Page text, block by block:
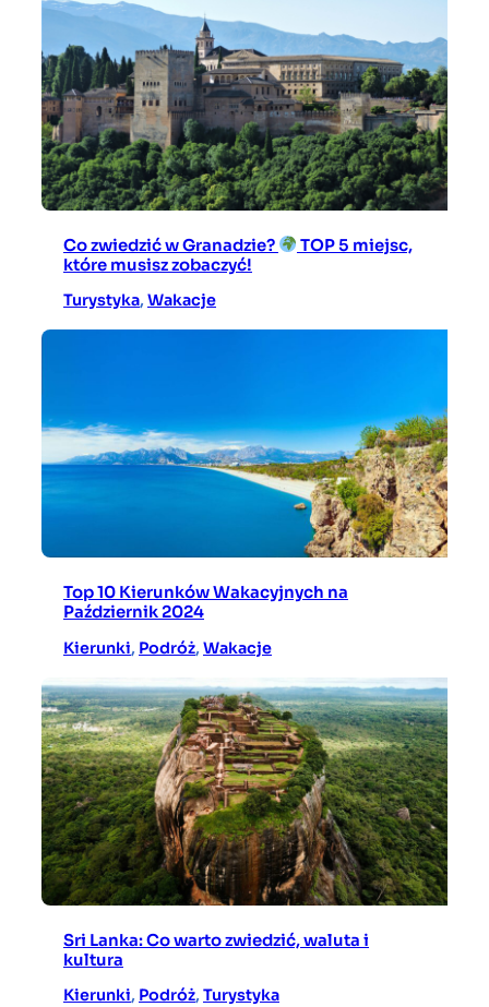
Co zwiedzić w Granadzie?
TOP 5 miejsc,
które musisz zobaczyć!
Turystyka, Wakacje
Top 10 Kierunków Wakacyjnych na
Październik 2024
Kierunki, Podróż, Wakacje
Sri Lanka: Co warto zwiedzić, waluta i
kultura
Kierunki, Podróż, Turystyka